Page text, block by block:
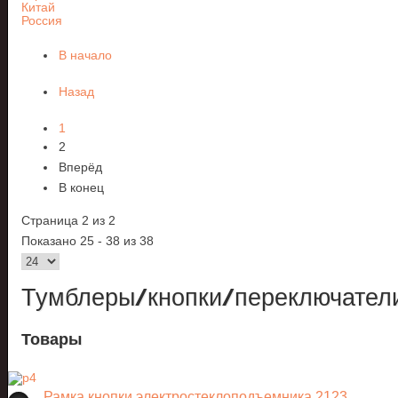
Китай
Россия
В начало
Назад
1
2
Вперёд
В конец
Страница 2 из 2
Показано 25 - 38 из 38
Тумблеры/кнопки/
Товары